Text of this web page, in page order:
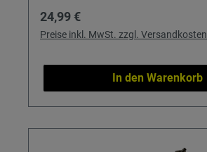
Regulärer Preis:
24,99 €
Preise inkl. MwSt. zzgl. Versandkosten
In den Warenkorb